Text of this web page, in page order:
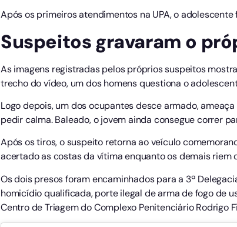
Após os primeiros atendimentos na UPA, o
Suspeitos gravaram o
As imagens registradas pelos próprios suspeitos
trecho do vídeo, um dos homens questiona o
Logo depois, um dos ocupantes desce armado,
pedir calma. Baleado, o jovem ainda consegue correr
Após os tiros, o suspeito retorna ao veículo
acertado as costas da vítima enquanto os demais riem
Os dois presos foram encaminhados para a 3ª
homicídio qualificada, porte ilegal de arma de fogo de
Centro de Triagem do Complexo Penitenciário Rodrigo